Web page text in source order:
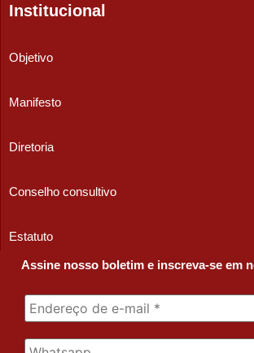
Institucional
Objetivo
Manifesto
Diretoria
Conselho consultivo
Estatuto
Assine nosso boletim e inscreva-se em